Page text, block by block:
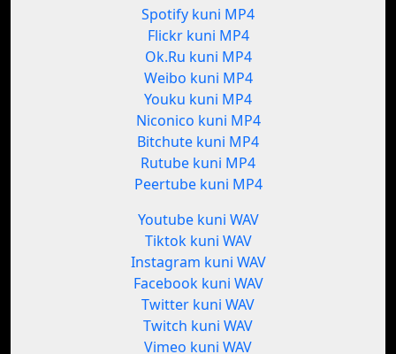
Spotify kuni MP4
Flickr kuni MP4
Ok.Ru kuni MP4
Weibo kuni MP4
Youku kuni MP4
Niconico kuni MP4
Bitchute kuni MP4
Rutube kuni MP4
Peertube kuni MP4
Youtube kuni WAV
Tiktok kuni WAV
Instagram kuni WAV
Facebook kuni WAV
Twitter kuni WAV
Twitch kuni WAV
Vimeo kuni WAV